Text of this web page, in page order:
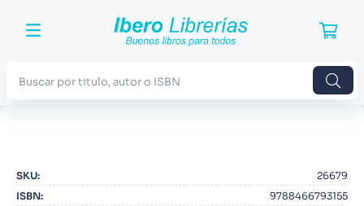
SKU:
26679
ISBN:
9788466793155
2. Blue Lock